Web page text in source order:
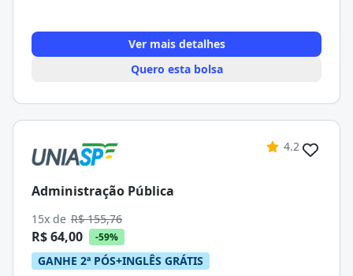
Ver mais detalhes
Quero esta bolsa
4.2
Administração Pública
15x de R$ 155,76
R$ 64,00 -59%
GANHE 2ª PÓS+INGLÊS GRÁTIS